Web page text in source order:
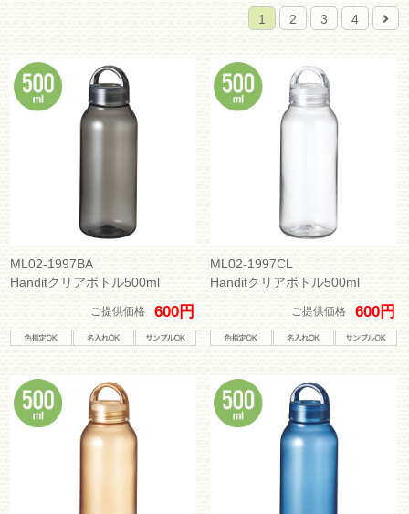
1 2 3 4
ML02-1997BA
Handitクリアボトル500ml
ご提供価格 600円
ML02-1997CL
Handitクリアボトル500ml
ご提供価格 600円